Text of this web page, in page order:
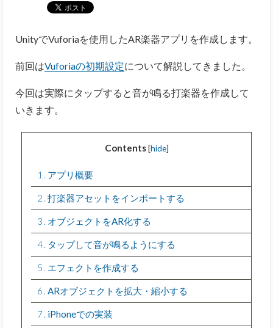
UnityでVuforiaを使用したAR楽器アプリを作成します。
前回はVuforiaの初期設定について解説してきました。
今回は実際にタップすると音が鳴る打楽器を作成して
いきます。
Contents [hide]
1 アプリ概要
2 打楽器アセットをインポートする
3 オブジェクトをAR化する
4 タップして音が鳴るようにする
5 エフェクトを作成する
6 ARオブジェクトを拡大・縮小する
7 iPhoneでの実装